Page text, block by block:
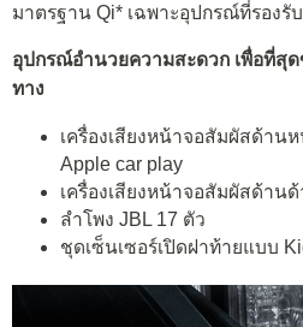
มาตรฐาน Qi* เฉพาะอุปกรณ์ที่รอง
อุปกรณ์อำนวยความสะดวก เพื่อที่สุ
ทาง
เครื่องเสียงหน้าจอสัมผัสด้าน
Apple car play
เครื่องเสียงหน้าจอสัมผัสด้าน
ลำโพง JBL 17 ตัว
ชุดเซ็นเซอร์เปิดฝาท้ายแบบ